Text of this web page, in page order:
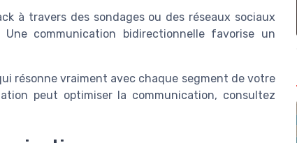
à travers des sondages ou des réseaux sociaux
communication bidirectionnelle favorise un
résonne vraiment avec chaque segment de votre
peut optimiser la communication, consultez